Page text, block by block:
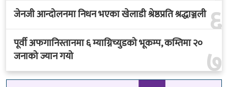
६
जेनजी आन्दोलनमा निधन भएका खेलाडी श्रेष्ठप्रति श्रद्धाञ्जली
७
पूर्वी अफगानिस्तानमा ६ म्याग्निच्युडको भूकम्प, कम्तिमा २०
जनाको ज्यान गयो